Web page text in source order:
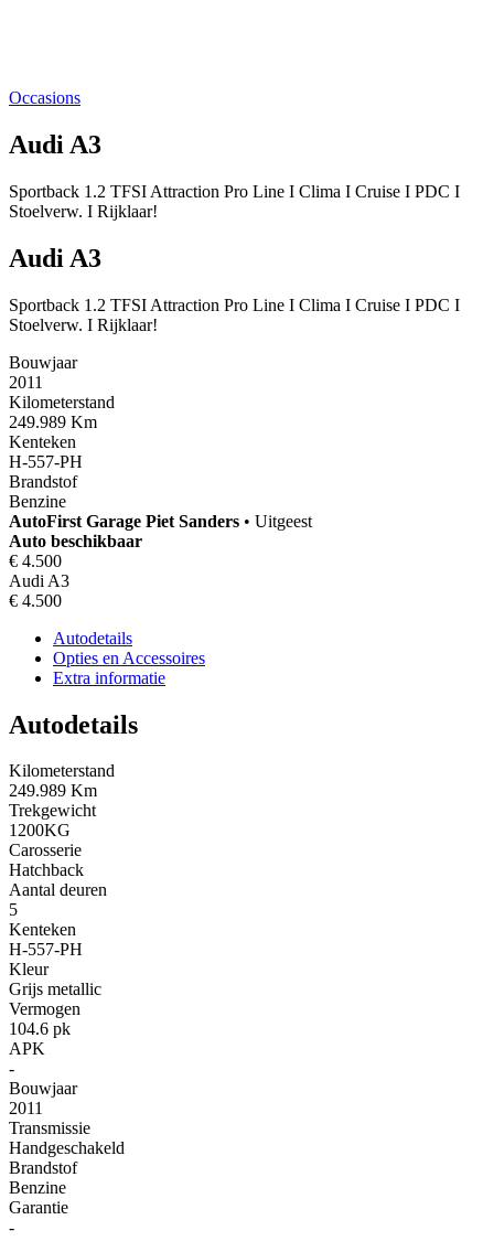
Occasions
Audi A3
Sportback 1.2 TFSI Attraction Pro Line I Clima I Cruise I PDC I
Stoelverw. I Rijklaar!
Audi A3
Sportback 1.2 TFSI Attraction Pro Line I Clima I Cruise I PDC I
Stoelverw. I Rijklaar!
Bouwjaar
2011
Kilometerstand
249.989 Km
Kenteken
H-557-PH
Brandstof
Benzine
AutoFirst Garage Piet Sanders • Uitgeest
Auto beschikbaar
€ 4.500
Audi A3
€ 4.500
Autodetails
Opties en Accessoires
Extra informatie
Autodetails
Kilometerstand
249.989 Km
Trekgewicht
1200KG
Carosserie
Hatchback
Aantal deuren
5
Kenteken
H-557-PH
Kleur
Grijs metallic
Vermogen
104.6 pk
APK
-
Bouwjaar
2011
Transmissie
Handgeschakeld
Brandstof
Benzine
Garantie
-